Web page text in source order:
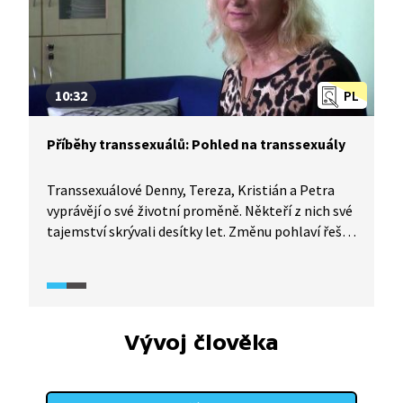
PL
10:32
Příběhy transsexuálů: Pohled na transsexuály
Transsexuálové Denny, Tereza, Kristián a Petra
vyprávějí o své životní proměně. Někteří z nich své
tajemství skrývali desítky let. Změnu pohlaví řeší
zatěžující. Jak moc pro ně byla tranzice náročná
Vývoj člověka